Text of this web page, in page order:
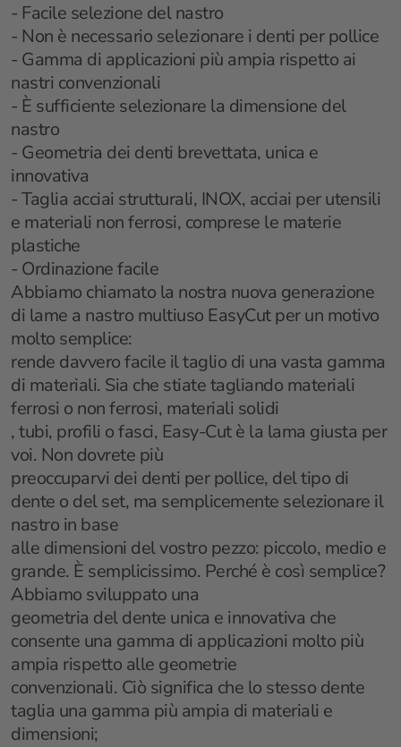
- Facile selezione del nastro
- Non è necessario selezionare i denti per pollice
- Gamma di applicazioni più ampia rispetto ai
nastri convenzionali
- È sufficiente selezionare la dimensione del
nastro
- Geometria dei denti brevettata, unica e
innovativa
- Taglia acciai strutturali, INOX, acciai per utensili
e materiali non ferrosi, comprese le materie
plastiche
- Ordinazione facile
Abbiamo chiamato la nostra nuova generazione
di lame a nastro multiuso EasyCut per un motivo
molto semplice:
rende davvero facile il taglio di una vasta gamma
di materiali. Sia che stiate tagliando materiali
ferrosi o non ferrosi, materiali solidi
, tubi, profili o fasci, Easy-Cut è la lama giusta per
voi. Non dovrete più
preoccuparvi dei denti per pollice, del tipo di
dente o del set, ma semplicemente selezionare il
nastro in base
alle dimensioni del vostro pezzo: piccolo, medio e
grande. È semplicissimo. Perché è così semplice?
Abbiamo sviluppato una
geometria del dente unica e innovativa che
consente una gamma di applicazioni molto più
ampia rispetto alle geometrie
convenzionali. Ciò significa che lo stesso dente
taglia una gamma più ampia di materiali e
dimensioni;